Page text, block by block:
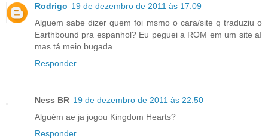
Rodrigo 19 de dezembro de 2011 às 17:09
Alguem sabe dizer quem foi msmo o cara/site q traduziu o
Earthbound pra espanhol? Eu peguei a ROM em um site aí
mas tá meio bugada.
Responder
Ness BR 19 de dezembro de 2011 às 22:50
Alguém ae ja jogou Kingdom Hearts?
Responder